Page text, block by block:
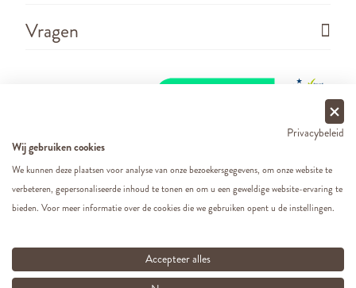
Vragen
Copyright ©2026 - Cats&Dogs - Website byeWings
e-commerce
Privacybeleid
Wij gebruiken cookies
We kunnen deze plaatsen voor analyse van onze bezoekersgegevens, om onze website te
verbeteren, gepersonaliseerde inhoud te tonen en om u een geweldige website-ervaring te
bieden. Voor meer informatie over de cookies die we gebruiken opent u de instellingen.
Accepteer alles